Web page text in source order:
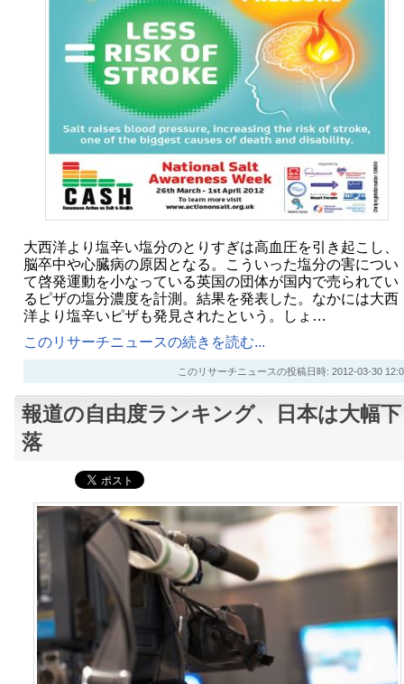
大西洋より塩辛い塩分のとりすぎは高血圧を引き起こし、
脳卒中や心臓病の原因となる。こういった塩分の害につい
て啓発運動を小なっている英国の団体が国内で売られてい
るピザの塩分濃度を計測。結果を発表した。なかには大西
洋より塩辛いピザも発見されたという。しょ…
このリサーチニュースの続きを読む...
このリサーチニュースの投稿日時: 2012-03-30
報道の自由度ランキング、日本は大幅下
落